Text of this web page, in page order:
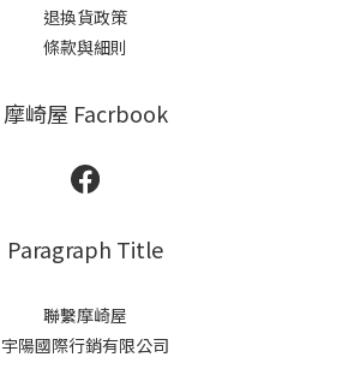
退換貨政策
條款與細則
摩崎屋 Facrbook
Paragraph Title
聯繫摩崎屋
宇陽國際行銷有限公司